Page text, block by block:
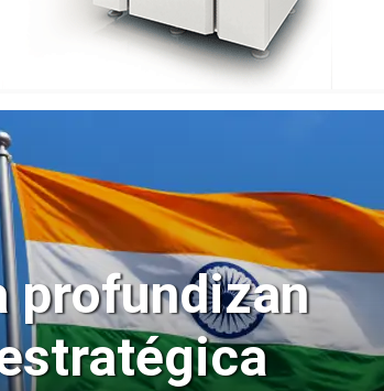
profundizan